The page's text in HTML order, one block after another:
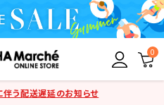
0
伴う配送遅延のお知らせ